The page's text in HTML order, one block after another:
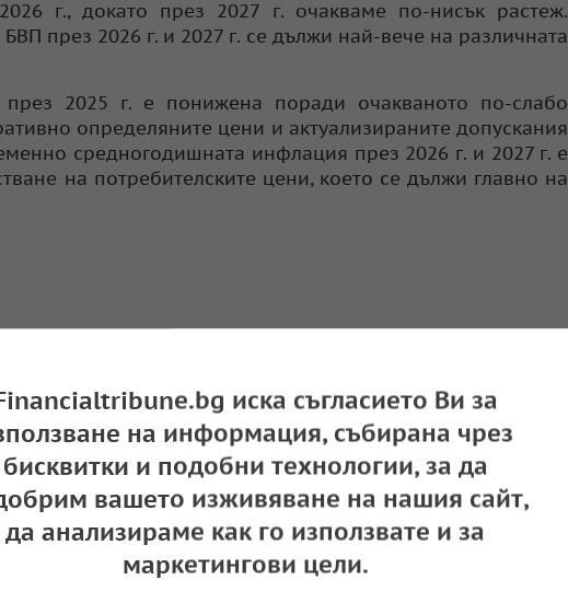
г., докато през 2027 г. очакваме по-нисък растеж.
през 2026 г. и 2027 г. се дължи най-вече на различната
2025 г. е понижена поради очакваното по-слабо
определяните цени и актуализираните допускания
средногодишната инфлация през 2026 г. и 2027 г. е
на потребителските цени, което се дължи главно на
иска съгласието Ви за
на информация, събирана чрез
бисквитки и подобни технологии, за да
вашето изживяване на нашия сайт,
да анализираме как го използвате и за
маркетингови цели.